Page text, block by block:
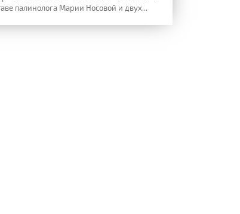
палинолога Марии Носовой и двух...